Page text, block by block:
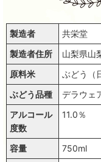
製造者
共栄堂
製造者住所
山梨県山
原料米
ぶどう（
ぶどう品種
デラウェ
アルコール
度数
11.0％
容量 750ml